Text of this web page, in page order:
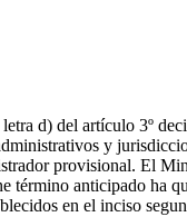
d) del artículo 3º
y
provisional. El
término anticipado ha
en el inciso